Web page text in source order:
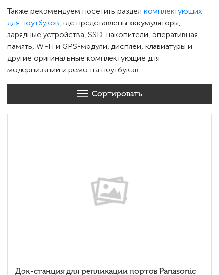
Также рекомендуем посетить раздел комплектующих
для ноутбуков, где представлены аккумуляторы,
зарядные устройства, SSD-накопители, оперативная
память, Wi-Fi и GPS-модули, дисплеи, клавиатуры и
другие оригинальные комплектующие для
модернизации и ремонта ноутбуков.
Сортировать
Док-станция для репликации портов Panasonic